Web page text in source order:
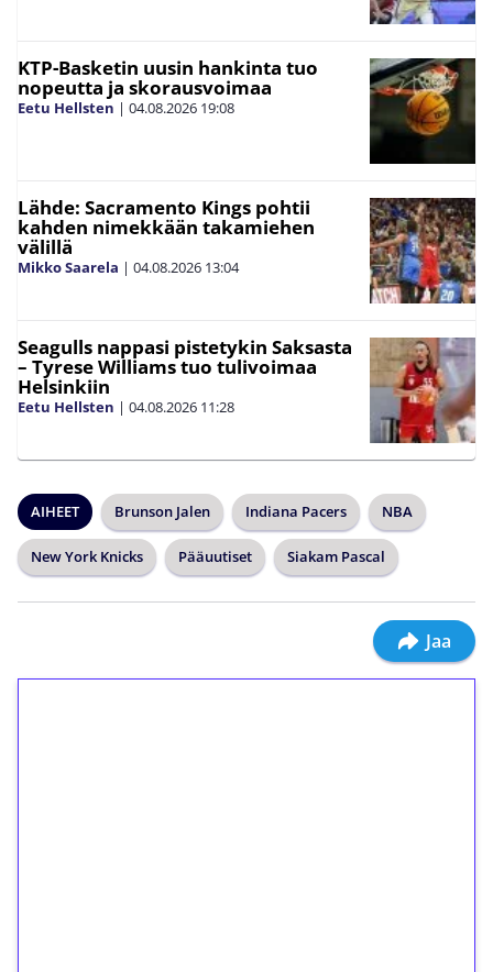
KTP-Basketin uusin hankinta tuo
nopeutta ja skorausvoimaa
Eetu Hellsten | 04.08.2026 19:08
Lähde: Sacramento Kings pohtii
kahden nimekkään takamiehen
välillä
Mikko Saarela | 04.08.2026 13:04
Seagulls nappasi pistetykin Saksasta
– Tyrese Williams tuo tulivoimaa
Helsinkiin
Eetu Hellsten | 04.08.2026 11:28
AIHEET Brunson Jalen Indiana Pacers NBA
New York Knicks Pääuutiset Siakam Pascal
Jaa